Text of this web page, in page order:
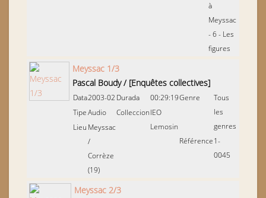
à
Meyssac
- 6 - Les
figures
Meyssac 1/3
Pascal Boudy/ [Enquêtes collectives]
Data2003-02
TipeAudio
Lieu Meyssac
/
Corrèze
(19)
Durada
00:29:19
ColleccionIEO
Lemosin
Genre
Tous
les
genres
Référence1-
0045
Meyssac 2/3